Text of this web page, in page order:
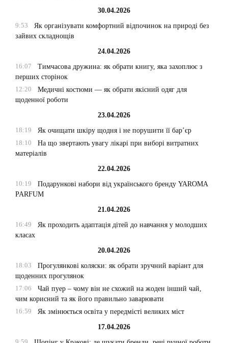
30.04.2026
9:53
Як організувати комфортний відпочинок на природі без
зайвих складнощів
24.04.2026
16:07
Тимчасова дружина: як обрати книгу, яка захоплює з
перших сторінок
12:20
Медичні костюми — як обрати якісний одяг для
щоденної роботи
23.04.2026
18:19
Як очищати шкіру щодня і не порушити її бар’єр
18:10
На що звертають увагу лікарі при виборі витратних
матеріалів
22.04.2026
10:19
Подарункові набори від українського бренду YAROMA
PARFUM
21.04.2026
16:49
Як проходить адаптація дітей до навчання у молодших
класах
20.04.2026
18:03
Прогулянкові коляски: як обрати зручний варіант для
щоденних прогулянок
17:06
Чай пуер – чому він не схожий на жоден інший чай,
чим корисний та як його правильно заварювати
16:59
Як змінюється освіта у передмісті великих міст
17.04.2026